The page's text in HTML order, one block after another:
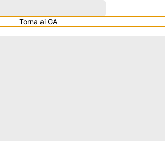
Torna ai GA